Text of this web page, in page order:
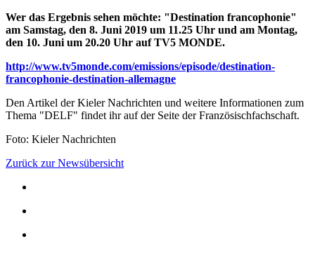
Wer das Ergebnis sehen möchte: "Destination francophonie"
am Samstag, den 8. Juni 2019 um 11.25 Uhr und am Montag,
den 10. Juni um 20.20 Uhr auf TV5 MONDE.
http://www.tv5monde.com/emissions/episode/destination-
francophonie-destination-allemagne
Den Artikel der Kieler Nachrichten und weitere Informationen zum
Thema "DELF" findet ihr auf der Seite der Französischfachschaft.
Foto: Kieler Nachrichten
Zurück zur Newsübersicht